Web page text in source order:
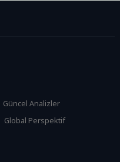
Güncel Analizler
Global Perspektif